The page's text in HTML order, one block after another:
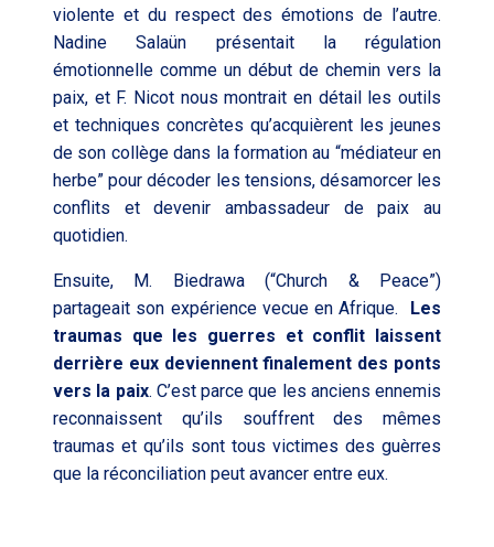
violente et du respect des émotions de l’autre.
Nadine Salaün présentait la régulation
émotionnelle comme un début de chemin vers la
paix, et F. Nicot nous montrait en détail les outils
et techniques concrètes qu’acquièrent les jeunes
de son collège dans la formation au “médiateur en
herbe” pour décoder les tensions, désamorcer les
conflits et devenir ambassadeur de paix au
quotidien.
Ensuite, M. Biedrawa (“Church & Peace”)
partageait son expérience vecue en Afrique. Les
traumas que les guerres et conflit laissent
derrière eux deviennent finalement des ponts
vers la paix. C’est parce que les anciens ennemis
reconnaissent qu’ils souffrent des mêmes
traumas et qu’ils sont tous victimes des guèrres
que la réconciliation peut avancer entre eux.